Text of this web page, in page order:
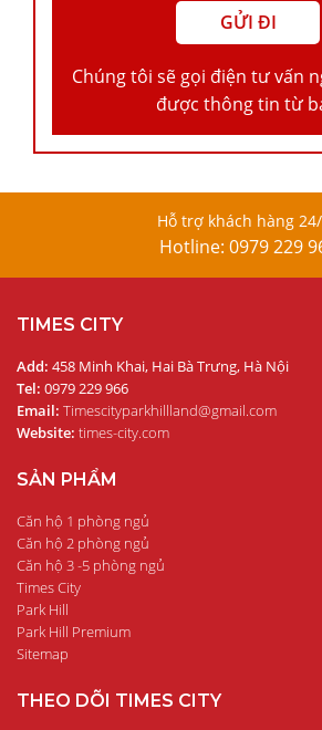
Chúng tôi sẽ gọi điện tư vấn
được thông tin từ
Hỗ trợ khách hàng
Hotline: 0979 229
TIMES CITY
Add: 458 Minh Khai, Hai Bà Trưng, Hà Nội
Tel: 0979 229 966
Email: Timescityparkhillland@gmail.com
Website: times-city.com
SẢN PHẨM
Căn hộ 1 phòng ngủ
Căn hộ 2 phòng ngủ
Căn hộ 3 -5 phòng ngủ
Times City
Park Hill
Park Hill Premium
Sitemap
THEO DÕI TIMES CITY